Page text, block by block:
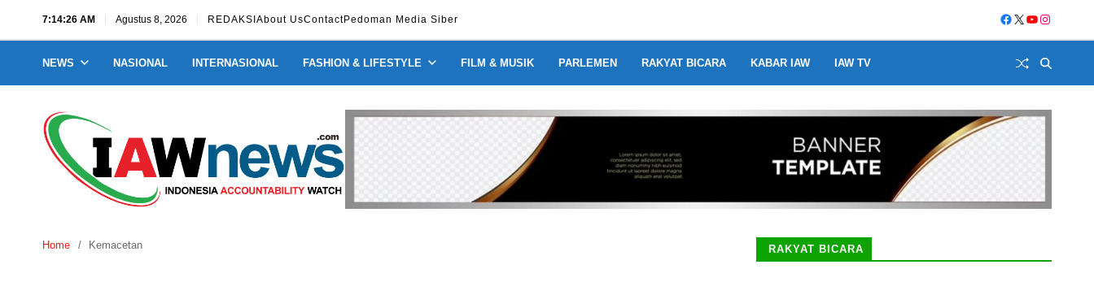
7:14:26 AM Agustus 8, 2026 REDAKSI About UsContactPedoman Media Siber
NEWS NASIONAL INTERNASIONAL FASHION & LIFESTYLE FILM & MUSIK PARLEMEN RAKYAT BICARA KABAR IAW IAW TV
Home Kemacetan RAKYAT BICARA